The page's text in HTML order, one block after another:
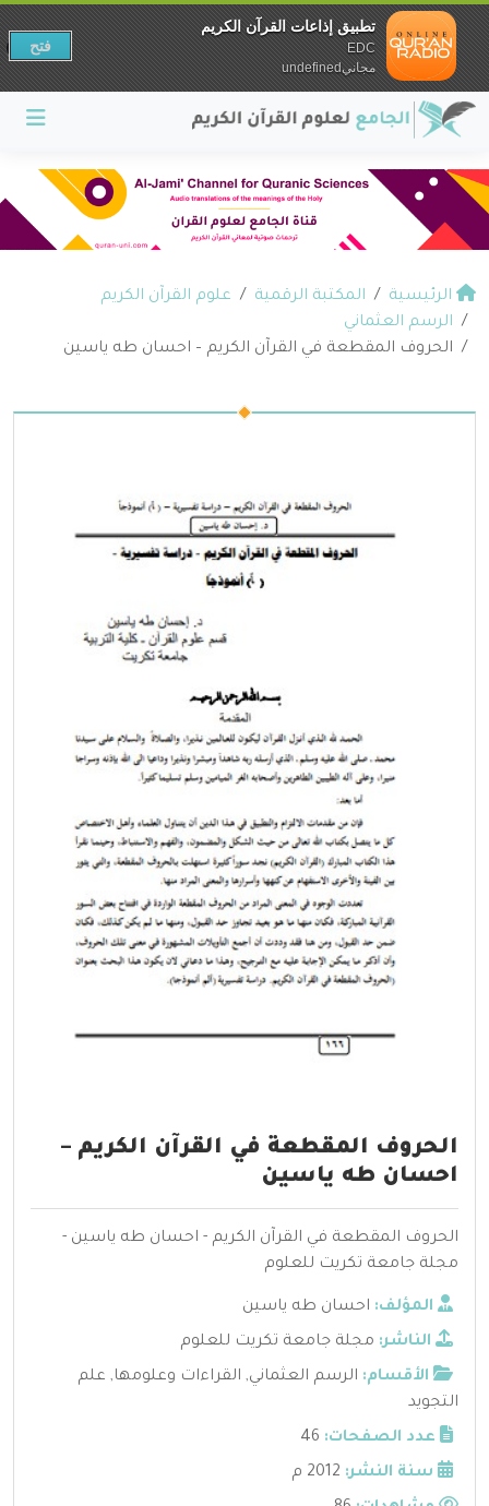
الرئيسية المكتبة الرقمية
علوم القرآن الكريم
الرسم العثماني
الحروف المقطعة في القرآن الكريم – احسان طه ياسين
الحروف المقطعة في القرآن الكريم –
احسان طه ياسين
الحروف المقطعة في القرآن الكريم - احسان طه ياسين -
مجلة جامعة تكريت للعلوم
المؤلف: احسان طه ياسين
الناشر: مجلة جامعة تكريت للعلوم
الأقسام: الرسم العثماني, القراءات وعلومها, علم
التجويد
عدد الصفحات: 46
سنة النشر: 2012 م
تطبيق إذاعات القرآن الكريم
EDC
مجانيundefined
فتح